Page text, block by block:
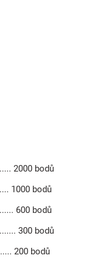
2000 bodů
1000 bodů
600 bodů
300 bodů
200 bodů